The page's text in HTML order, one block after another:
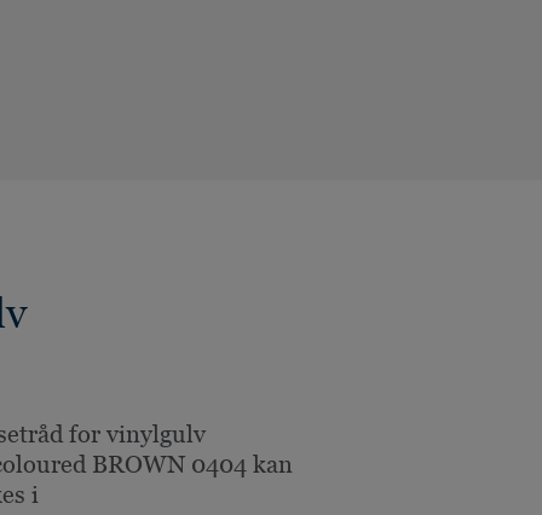
for vinylgulv
BROWN 0404 kan
i